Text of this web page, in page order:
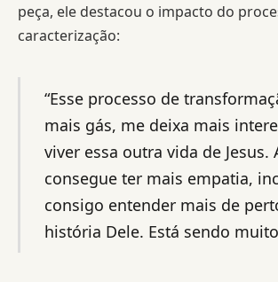
peça, ele destacou o impacto do
caracterização:
“Esse processo de
mais gás, me deixa mais
viver essa outra vida de Jesus.
consegue ter mais empatia,
consigo entender mais de
história Dele. Está sendo